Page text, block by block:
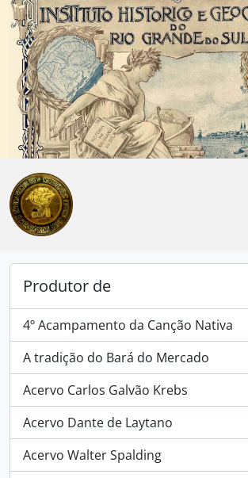
Skip to main content
Anterior
Produtor de
4º Acampamento da Canção Nativa
A tradição do Bará do Mercado
Acervo Carlos Galvão Krebs
Acervo Dante de Laytano
Acervo Walter Spalding